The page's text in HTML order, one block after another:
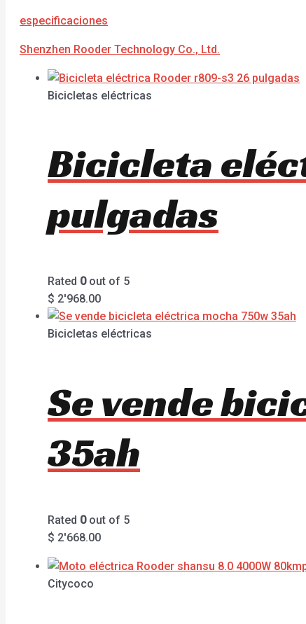
especificaciones
Shenzhen Rooder Technology Co., Ltd.
Bicicletas eléctricas
Bicicleta
pulgadas
Rated 0out of 5
$ 2'968.00
Bicicletas eléctricas
Se vende
35ah
Rated 0out of 5
$ 2'668.00
Citycoco